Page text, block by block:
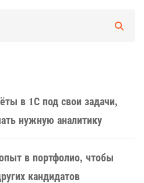
в 1С под свои задачи,
нужную аналитику
в портфолио, чтобы
кандидатов